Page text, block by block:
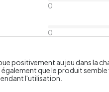
0
0
positivement au jeu dans la
que le produit
l'utilisation.